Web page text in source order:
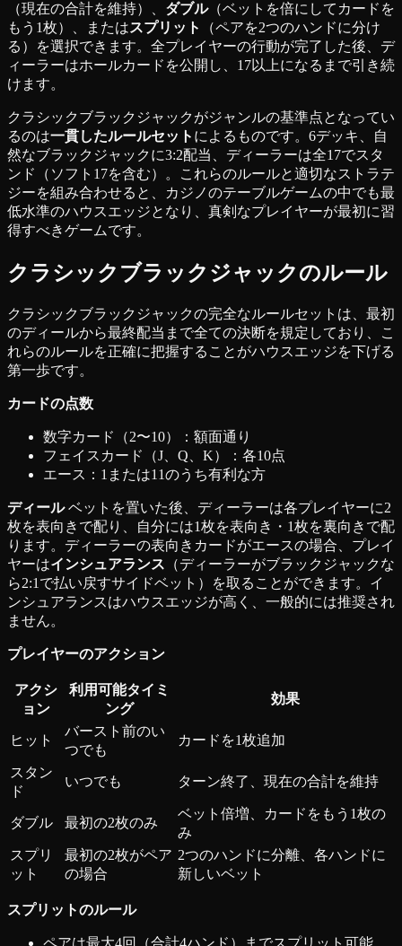
（現在の合計を維持）、 ダブル（ベットを倍にしてカードを
もう1枚）、またはスプリット
（ペアを2つのハンドに分け
る）を選択できます。全プレイヤーの行動が完了した後、デ
ィーラーはホールカードを公開し、17以上になるまで引き続
けます。
クラシックブラックジャックがジャンルの基準点となってい
るのは一貫したルールセット によるものです。6デッキ、自
然なブラックジャックに3:2配当、ディーラーは全17でスタ
ンド（ソフト17を含む）。これらのルールと適切なストラテ
ジーを組み合わせると、カジノのテーブルゲームの中でも最
低水準のハウスエッジとなり、真剣なプレイヤーが最初に習
得すべきゲームです。
クラシックブラックジャックのルール
クラシックブラックジャックの完全なルールセットは、最初
のディールから最終配当まで全ての決断を規定しており、こ
れらのルールを正確に把握することがハウスエッジを下げる
第一歩です。
カードの点数
数字カード（2〜10）：額面通り
フェイスカード（J、Q、K）：各10点
エース：1または11のうち有利な方
ディールベットを置いた後、ディーラーは各プレイヤーに2
枚を表向きで配り、自分には1枚を表向き・1枚を裏向きで配
ります。ディーラーの表向きカードがエースの場合、プレイ
ヤーはインシュアランス （ディーラーがブラックジャックな
ら2:1で払い戻すサイドベット）を取ることができます。イ
ンシュアランスはハウスエッジが高く、一般的には推奨され
ません。
プレイヤーのアクション
アクシ
ョン
利用可能タイミ
ング
効果
ヒット
バースト前のい
つでも
カードを1枚追加
スタン
ド
いつでも ターン終了、現在の合計を維持
ダブル 最初の2枚のみ
ベット倍増、カードをもう1枚の
み
スプリ
ット
最初の2枚がペア
の場合
2つのハンドに分離、各ハンドに
新しいベット
スプリットのルール